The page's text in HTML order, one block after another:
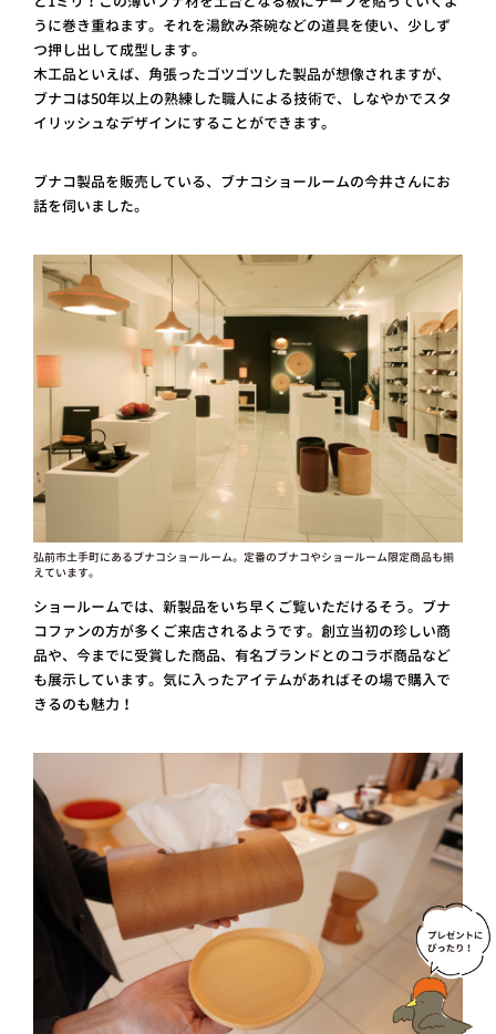
うに巻き重ねます。それを湯飲み茶碗などの道具を使い、少しず
つ押し出して成型します。
木工品といえば、角張ったゴツゴツした製品が想像されますが、
ブナコは50年以上の熟練した職人による技術で、しなやかでスタ
イリッシュなデザインにすることができます。
ブナコ製品を販売している、ブナコショールームの今井さんにお
話を伺いました。
弘前市土手町にあるブナコショールーム。定番のブナコやショールーム限定商品も揃
えています。
ショールームでは、新製品をいち早くご覧いただけるそう。ブナ
コファンの方が多くご来店されるようです。創立当初の珍しい商
品や、今までに受賞した商品、有名ブランドとのコラボ商品など
も展示しています。気に入ったアイテムがあればその場で購入で
きるのも魅力！